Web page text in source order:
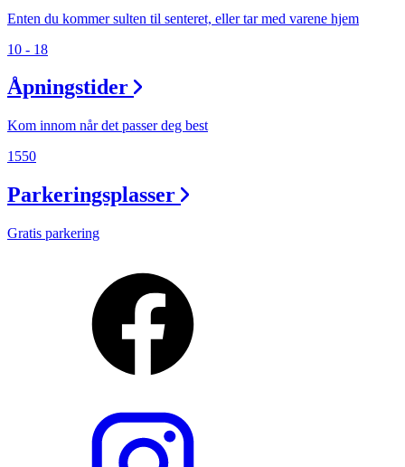
Enten du kommer sulten til senteret, eller tar med varene hjem
10 - 18
Åpningstider
Kom innom når det passer deg best
1550
Parkeringsplasser
Gratis parkering